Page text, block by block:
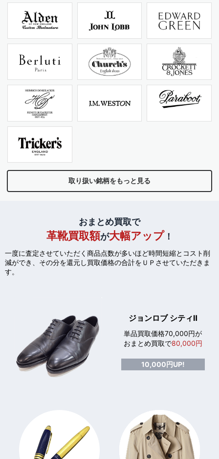
取り扱い銘柄をもっと見る
おまとめ買取で
革靴買取額が大幅アップ！
一度に査定させていただく商品点数が多いほど時間短縮とコスト削
減ができ、 その分を還元し買取価格の合計をＵＰさせていただきま
す。
ジョンロブ シティⅡ
単品買取価格70,000円が
おまとめ買取で80,000円
10,000円UP!